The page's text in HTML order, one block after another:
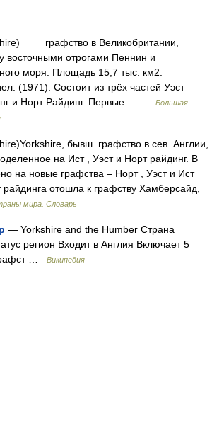
графство в Великобритании,
восточными отрогами Пеннин и
моря. Площадь 15,7 тыс. км2.
(1971). Состоит из трёх частей Уэст
и Норт Райдинг. Первые… …
Большая
бывш. графство в сев. Англии,
на Ист , Уэст и Норт райдинг. В
на новые графства – Норт , Уэст и Ист
отошла к графству Хамберсайд,
мира. Словарь
— Yorkshire and the Humber Страна
регион Входит в Англия Включает 5
…
Википедия